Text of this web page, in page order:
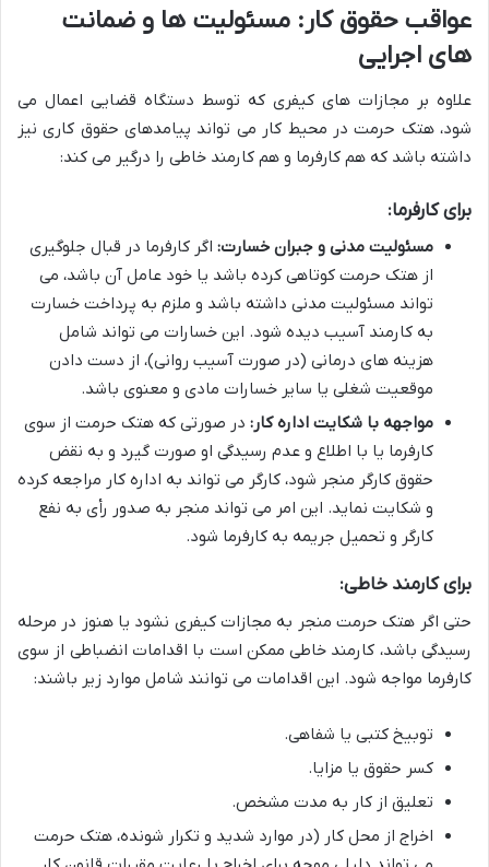
عواقب حقوق کار: مسئولیت ها و ضمانت
های اجرایی
علاوه بر مجازات های کیفری که توسط دستگاه قضایی اعمال می
شود، هتک حرمت در محیط کار می تواند پیامدهای حقوق کاری نیز
داشته باشد که هم کارفرما و هم کارمند خاطی را درگیر می کند:
برای کارفرما:
مسئولیت مدنی و جبران خسارت: اگر کارفرما در قبال جلوگیری
از هتک حرمت کوتاهی کرده باشد یا خود عامل آن باشد، می
تواند مسئولیت مدنی داشته باشد و ملزم به پرداخت خسارت
به کارمند آسیب دیده شود. این خسارات می تواند شامل
هزینه های درمانی (در صورت آسیب روانی)، از دست دادن
موقعیت شغلی یا سایر خسارات مادی و معنوی باشد.
مواجهه با شکایت اداره کار: در صورتی که هتک حرمت از سوی
کارفرما یا با اطلاع و عدم رسیدگی او صورت گیرد و به نقض
حقوق کارگر منجر شود، کارگر می تواند به اداره کار مراجعه کرده
و شکایت نماید. این امر می تواند منجر به صدور رأی به نفع
کارگر و تحمیل جریمه به کارفرما شود.
برای کارمند خاطی:
حتی اگر هتک حرمت منجر به مجازات کیفری نشود یا هنوز در مرحله
رسیدگی باشد، کارمند خاطی ممکن است با اقدامات انضباطی از سوی
کارفرما مواجه شود. این اقدامات می توانند شامل موارد زیر باشند:
توبیخ کتبی یا شفاهی.
کسر حقوق یا مزایا.
تعلیق از کار به مدت مشخص.
اخراج از محل کار (در موارد شدید و تکرار شونده، هتک حرمت